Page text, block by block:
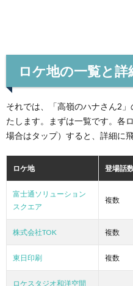
ロケ地の一覧と詳
それでは、「高嶺のハナさん2
たします。まずは一覧です。各
場合はタップ）すると、詳細に
ロケ地 登場話
富士通ソリューション
スクエア
複数
株式会社TOK 複数
東日印刷 複数
ロケスタジオ和洋空間